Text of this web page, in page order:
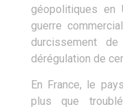
géopolitiques en
guerre
durcissement de
dérégulation de
En France, le
plus que